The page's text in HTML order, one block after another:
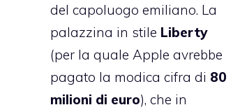
del capoluogo emiliano. La
palazzina in stile Liberty
(per la quale Apple avrebbe
pagato la modica cifra di 80
milioni di euro), che in